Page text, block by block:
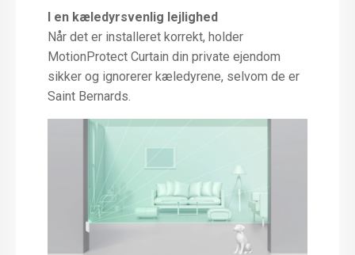
I en kæledyrsvenlig lejlighed
Når det er installeret korrekt, holder
MotionProtect Curtain din private ejendom
sikker og ignorerer kæledyrene, selvom de er
Saint Bernards.